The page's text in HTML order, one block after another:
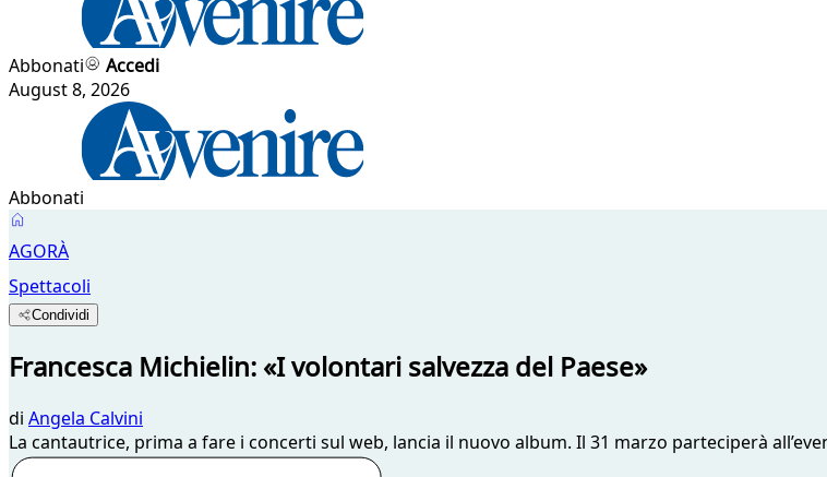
Abbonati
Accedi
August 8, 2026
Abbonati
AGORÀ
Spettacoli
Condividi
Francesca Michielin: «I volontari salvezza del Paese»
di Angela Calvini
La cantautrice, prima a fare i concerti sul web, lancia il nuovo album. Il 31 marzo parteciperà